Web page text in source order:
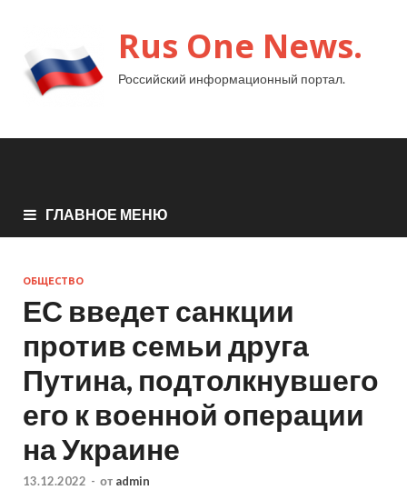
Rus One News.
Российский информационный портал.
ГЛАВНОЕ МЕНЮ
ОБЩЕСТВО
ЕС введет санкции
против семьи друга
Путина, подтолкнувшего
его к военной операции
на Украине
13.12.2022 - от admin